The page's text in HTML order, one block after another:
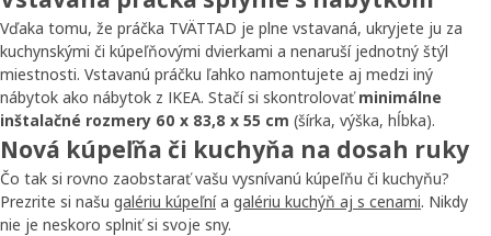
Vďaka tomu, že práčka TVÄTTAD je plne vstavaná, ukryjete ju za
kuchynskými či kúpeľňovými dvierkami a nenaruší jednotný štýl
miestnosti. Vstavanú práčku ľahko namontujete aj medzi iný
nábytok ako nábytok z IKEA. Stačí si skontrolovaťminimálne
inštalačné rozmery 60 x 83,8 x 55 cm (šírka, výška, hĺbka).
Nová kúpeľňa či kuchyňa na dosah ruky
Čo tak si rovno zaobstarať vašu vysnívanú kúpeľňu či kuchyňu?
Prezrite si našu galériu kúpeľnía galériu kuchýň aj s cenami. Nikdy
nie je neskoro splniť si svoje sny.